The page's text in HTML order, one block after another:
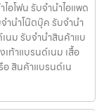
อโฟน รับจำนำไอแพด
ำนำโน๊ตบุ๊ค รับจำนำ
นม รับจำนำสินค้าแบ
ท้าแบรนด์เนม เสื้อ
สินค้าแบรนด์เน